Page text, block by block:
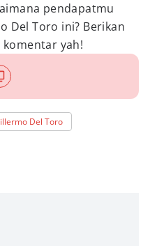
pendapatmu
Del Toro ini? Berikan
yah!
Del Toro